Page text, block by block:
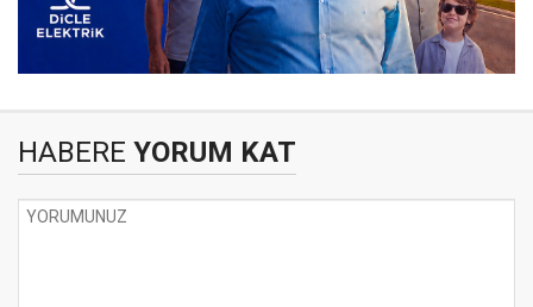
HABERE YORUM KAT